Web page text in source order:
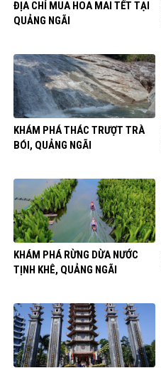
ĐỊA CHỈ MUA HOA MAI TẾT TẠI
QUẢNG NGÃI
KHÁM PHÁ THÁC TRƯỢT TRÀ
BÓI, QUẢNG NGÃI
KHÁM PHÁ RỪNG DỪA NƯỚC
TỊNH KHÊ, QUẢNG NGÃI